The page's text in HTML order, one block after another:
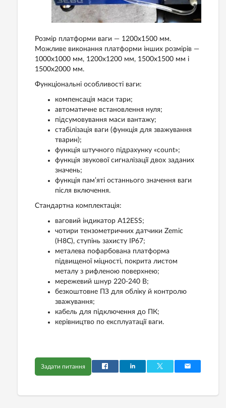
Розмір платформи ваги — 1200х1500 мм.
Можливе виконання платформи інших розмірів —
1000х1000 мм, 1200х1200 мм, 1500х1500 мм і
1500х2000 мм.
Функціональні особливості ваги:
компенсація маси тари;
автоматичне встановлення нуля;
підсумовування маси вантажу;
стабілізація ваги (функція для зважування
тварин);
функція штучного підрахунку «count»;
функція звукової сигналізації двох заданих
значень;
функція пам’яті останнього значення ваги
після включення.
Стандартна комплектація:
ваговий індикатор A12ESS;
чотири тензометричних датчики Zemic
(H8С), ступінь захисту IP67;
металева пофарбована платформа
підвищеної міцності, покрита листом
металу з рифленою поверхнею;
мережевий шнур 220-240 В;
безкоштовне ПЗ для обліку й контролю
зважування;
кабель для підключення до ПК;
керівництво по експлуатації ваги.
Задати питання